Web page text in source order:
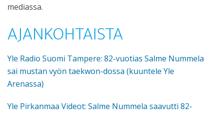
mediassa.
AJANKOHTAISTA
Yle Radio Suomi Tampere: 82-vuotias Salme Nummela
sai mustan vyön taekwon-dossa (kuuntele Yle
Arenassa)
Yle Pirkanmaa Videot: Salme Nummela saavutti 82-